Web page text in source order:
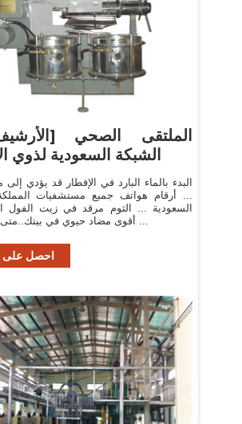
الملتقى الصحي
الشبكة السعودية لذوي
البدء بالماء البارد في الإفطار قد يؤدي
... أرقام هواتف جميع مستشفيات المملكة
السعودية ... الثوم مرقد في زيت الفول
أقوى مضاد حيوي في بيتك..متى تستعمل ...
احصل على